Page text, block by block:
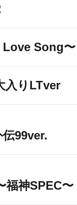
Love Song〜
入りLTver
99ver.
福神SPEC〜